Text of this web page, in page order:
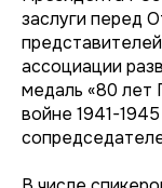
заслуги перед
ассоциации
медаль «80 лет
войне 1941-